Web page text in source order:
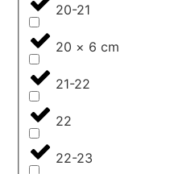
20-21
20 × 6 cm
21-22
22
22-23